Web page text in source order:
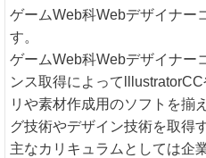
ゲームWeb科Webデザイナー
す。
ゲームWeb科Webデザイナー
ンス取得によって
リや素材作成用のソフトを揃
グ技術やデザイン技術を取得
主なカリキュラムとしては企